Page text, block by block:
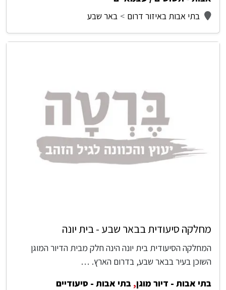
בתי אבות באיזור דרום
באר שבע
מחלקה סיעודית בבאר שבע - בית יונה
המחלקה הסיעודית בית יונה הינה חלק מבית הדיור המוגן
השוכן בעיר בבאר שבע, בדרום הארץ. …
בתי אבות - דיור מוגן, בתי אבות - סיעודיים